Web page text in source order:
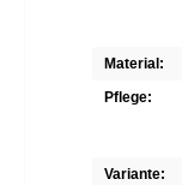
Material:
Pflege:
Variante: